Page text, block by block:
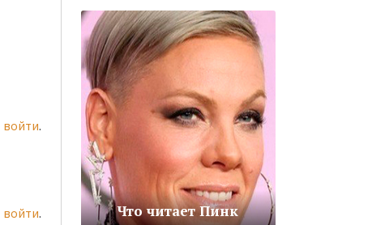
войти.
войти. Что читает Пинк